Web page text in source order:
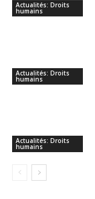
Actualités: Droits
humains
Actualités: Droits
humains
Actualités: Droits
humains